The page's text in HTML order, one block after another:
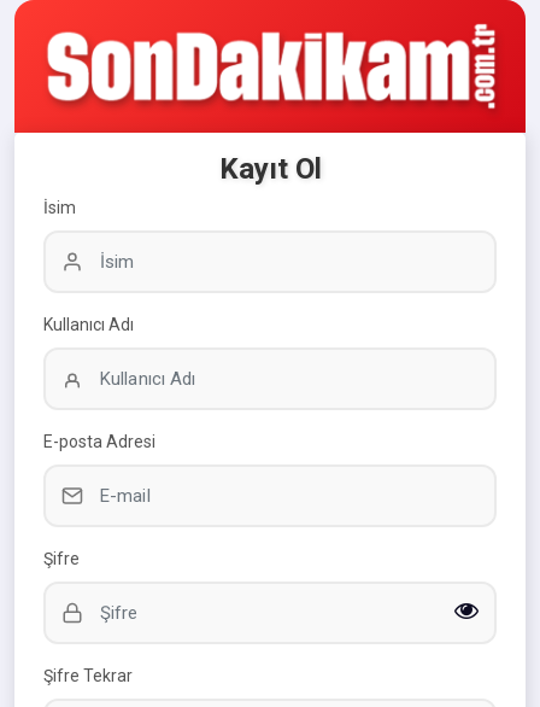
Kayıt Ol
İsim
Kullanıcı Adı
E-posta Adresi
Şifre
Şifre Tekrar